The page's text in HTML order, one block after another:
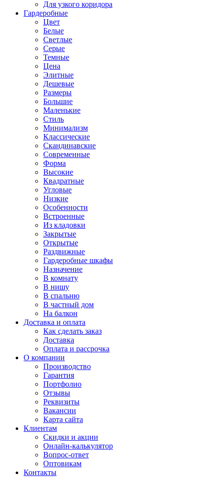
Для узкого коридора
Гардеробные
Цвет
Белые
Светлые
Серые
Темные
Цена
Элитные
Дешевые
Размеры
Большие
Маленькие
Стиль
Минимализм
Классические
Скандинавские
Современные
Форма
Высокие
Квадратные
Угловые
Низкие
Особенности
Встроенные
Из кладовки
Закрытые
Открытые
Раздвижные
Гардеробные шкафы
Назначение
В комнату
В нишу
В спальню
В частный дом
На балкон
Доставка и оплата
Как сделать заказ
Доставка
Оплата и рассрочка
О компании
Производство
Гарантия
Портфолио
Отзывы
Реквизиты
Вакансии
Карта сайта
Клиентам
Скидки и акции
Онлайн-калькулятор
Вопрос-ответ
Оптовикам
Контакты